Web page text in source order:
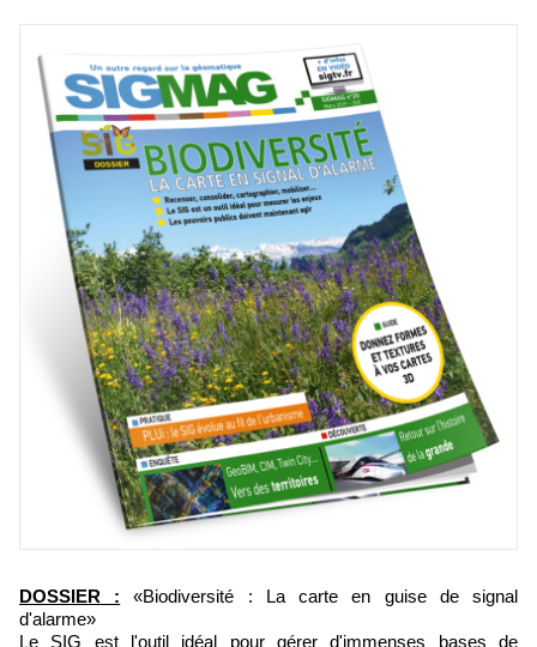
DOSSIER : «Biodiversité : La carte en guise de signal
d'alarme»
Le SIG est l'outil idéal pour gérer d'immenses bases de